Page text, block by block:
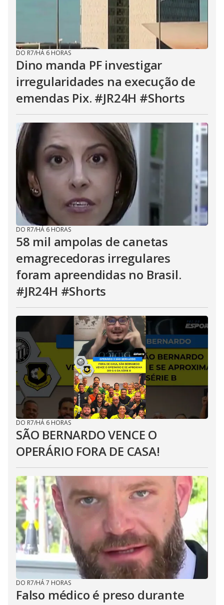
DO R7/HÁ 6 HORAS
Dino manda PF investigar
irregularidades na execução de
emendas Pix. #JR24H #Shorts
DO R7/HÁ 6 HORAS
58 mil ampolas de canetas
emagrecedoras irregulares
foram apreendidas no Brasil.
#JR24H #Shorts
DO R7/HÁ 6 HORAS
SÃO BERNARDO VENCE O
OPERÁRIO FORA DE CASA!
DO R7/HÁ 7 HORAS
Falso médico é preso durante